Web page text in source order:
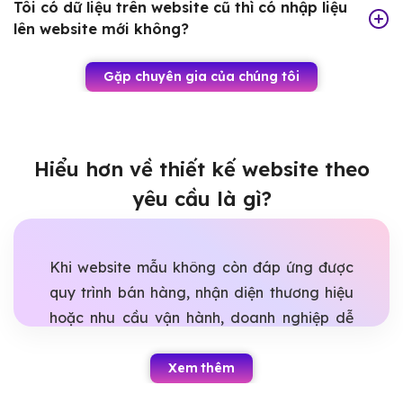
Tôi có dữ liệu trên website cũ thì có nhập liệu
lên website mới không?
Gặp chuyên gia của chúng tôi
Hiểu hơn về thiết kế website theo
yêu cầu là gì?
Khi website mẫu không còn đáp ứng được
quy trình bán hàng, nhận diện thương hiệu
hoặc nhu cầu vận hành, doanh nghiệp dễ
vẫn thiếu tính năng quan trọng. Thiết kế
Xem thêm